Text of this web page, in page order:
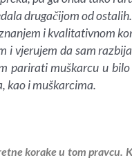
drugačijom od
i kvalitativnom
i vjerujem da sam
parirati muškarcu u
kao i muškarcima.
korake u tom pravcu.